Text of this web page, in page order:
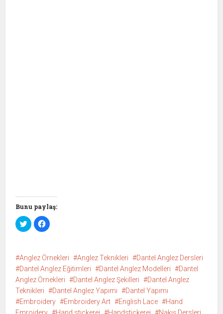
Bunu paylaş:
T
w
r
ü
z
e
r
i
n
d
e
p
F
a
o
'
a
p
a
y
l
a
Anglez Örnekleri Anglez Teknikleri
Dantel Anglez Dersleri
Dantel Anglez Eğitimleri
Dantel Anglez Modelleri
Dantel
Anglez Örnekleri
Dantel Anglez Şekilleri
Dantel Anglez
Teknikleri
Dantel Anglez Yapımı
Dantel Yapımı
Embroidery
Embroidery Art English Lace
Hand